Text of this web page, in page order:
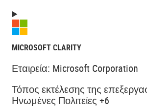
MICROSOFT CLARITY
Εταιρεία: Microsoft Corporation
Τόπος εκτέλεσης της
Ηνωμένες Πολιτείες +6